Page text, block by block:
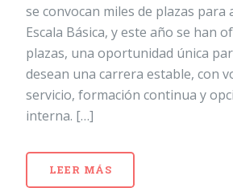
se convocan miles de plazas para
Escala Básica, y este año se han
plazas, una oportunidad única
desean una carrera estable, con
servicio, formación continua y
interna. […]
LEER MÁS